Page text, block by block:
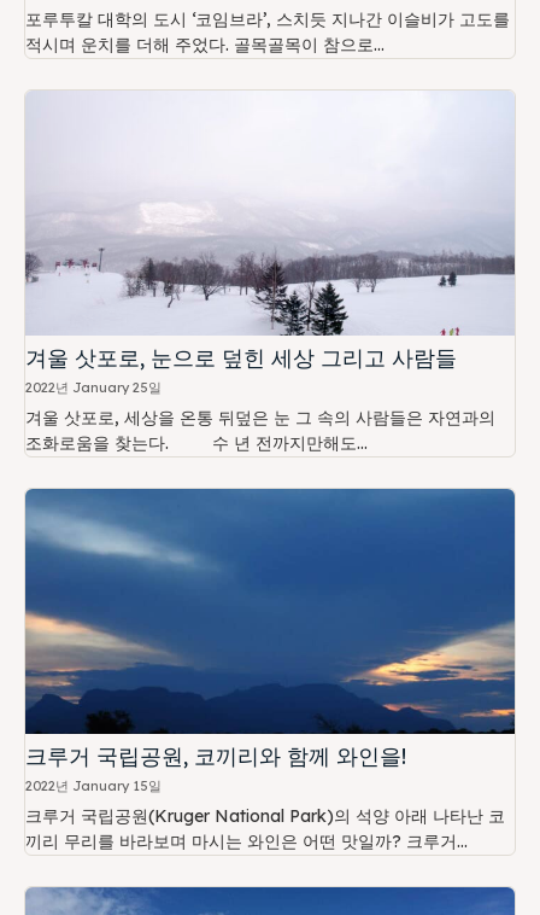
포루투칼 대학의 도시 ‘코임브라’, 스치듯 지나간 이슬비가 고도를
적시며 운치를 더해 주었다. 골목골목이 참으로...
겨울 삿포로, 눈으로 덮힌 세상 그리고 사람들
2022년 January 25일
겨울 삿포로, 세상을 온통 뒤덮은 눈 그 속의 사람들은 자연과의
조화로움을 찾는다. 수 년 전까지만해도...
크루거 국립공원, 코끼리와 함께 와인을!
2022년 January 15일
크루거 국립공원(Kruger National Park)의 석양 아래 나타난 코
끼리 무리를 바라보며 마시는 와인은 어떤 맛일까?​ 크루거...